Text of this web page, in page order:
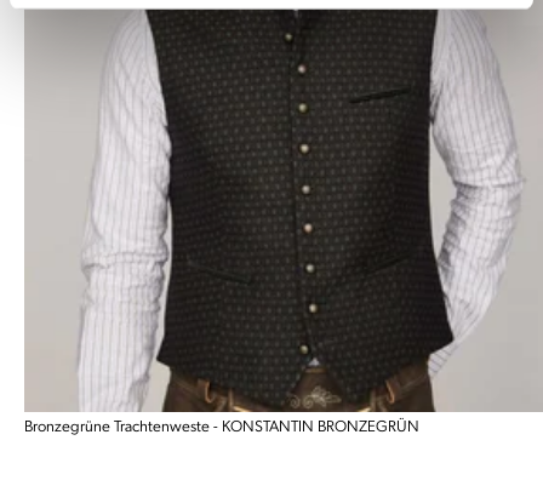
Bronzegrüne Trachtenweste - KONSTANTIN BRONZEGRÜN